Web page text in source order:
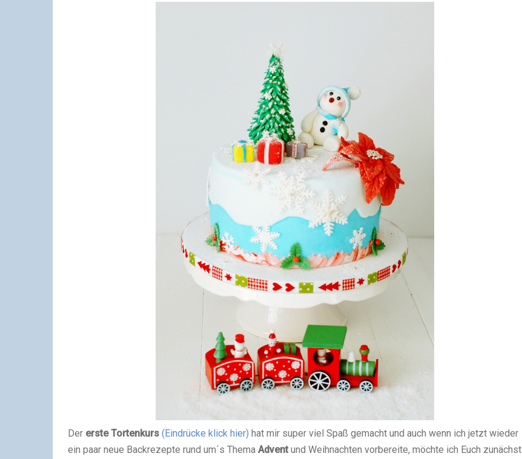
Der erste Tortenkurs (Eindrücke klick hier) hat mir super viel Spaß gemacht und auch wenn ich jetzt wieder
ein paar neue Backrezepte rund um´s Thema Advent und Weihnachten vorbereite, möchte ich Euch zunächst